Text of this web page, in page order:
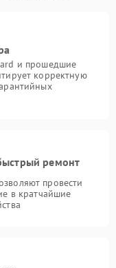
и прошедшие
корректную
ремонт
провести
в кратчайшие